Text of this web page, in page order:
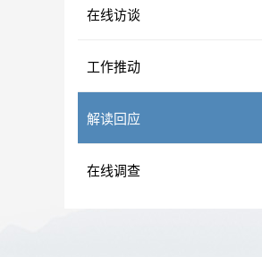
在线访谈
工作推动
解读回应
在线调查